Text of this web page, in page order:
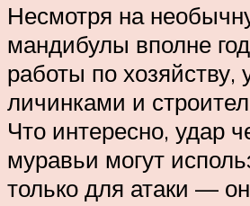
Несмотря на
мандибулы вполне
работы по хозяйству,
личинками и
Что интересно, удар
муравьи могут
только для атаки —